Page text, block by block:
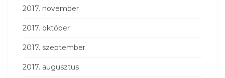
2017. november
2017. október
2017. szeptember
2017. augusztus